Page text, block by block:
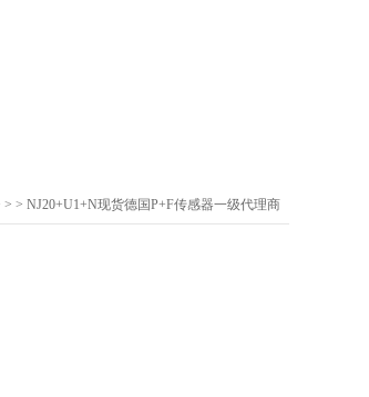
> > NJ20+U1+N现货德国P+F传感器一级代理商